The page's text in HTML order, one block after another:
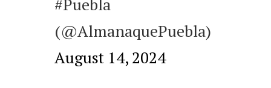
#Puebla
(@AlmanaquePuebla)
August 14, 2024